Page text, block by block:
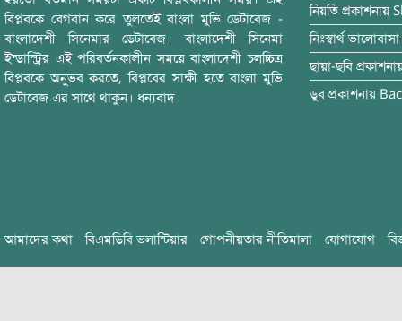
বিপ্লবকে বেগবান করে তুলতেই বাংলা মুভি ডেটাবেজ -
বাংলাদেশী সিনেমার ডেটাবেজ। বাংলাদেশী সিনেমা
ইন্ডাস্ট্রির এই পরিবর্তনকালীন সময়ে বাংলাদেশী চলচ্চিত্র
বিপ্লবকে অনুভব করতে, বিপ্লবের সাক্ষী হতে বাংলা মুভি
ডেটাবেজ এর সাথে থাকুন। ধন্যবাদ।
নিয়তি প্রকাশনায়
নিঃস্বার্থ ভালোবাসা
ছায়া-ছবি
ডুব প্রকাশনায়
আমাদের কথা বিএমডিবি ভলান্টিয়ার গোপনীয়তার নীতিমালা যোগাযোগ